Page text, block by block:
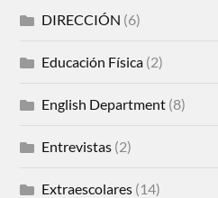
DIRECCIÓN (6)
Educación Física (2)
English Department (8)
Entrevistas (2)
Extraescolares (14)